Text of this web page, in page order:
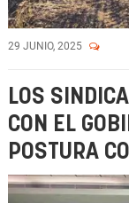
29 JUNIO, 2025
LOS
CON EL
POSTURA